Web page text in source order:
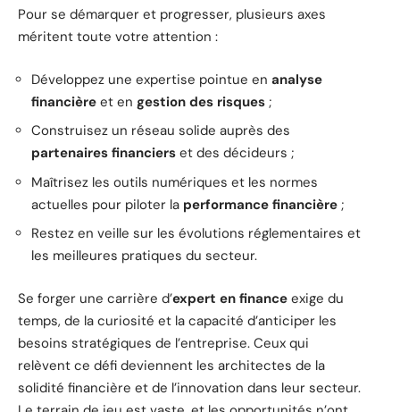
Pour se démarquer et progresser, plusieurs axes
méritent toute votre attention :
Développez une expertise pointue en analyse
financière et en gestion des risques ;
Construisez un réseau solide auprès des
partenaires financiers et des décideurs ;
Maîtrisez les outils numériques et les normes
actuelles pour piloter la performance financière ;
Restez en veille sur les évolutions réglementaires et
les meilleures pratiques du secteur.
Se forger une carrière d’expert en finance exige du
temps, de la curiosité et la capacité d’anticiper les
besoins stratégiques de l’entreprise. Ceux qui
relèvent ce défi deviennent les architectes de la
solidité financière et de l’innovation dans leur secteur.